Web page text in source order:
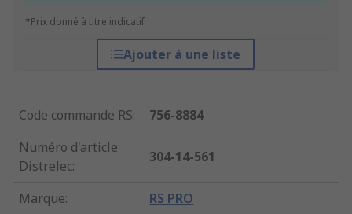
*Prix donné à titre indicatif
Ajouter à une liste
Code commande RS:
756-8884
Numéro d'article
Distrelec:
304-14-561
Marque: RS PRO